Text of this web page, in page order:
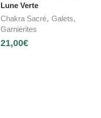
Lune Verte
Chakra Sacré, Galets,
Garniérites
21,00€